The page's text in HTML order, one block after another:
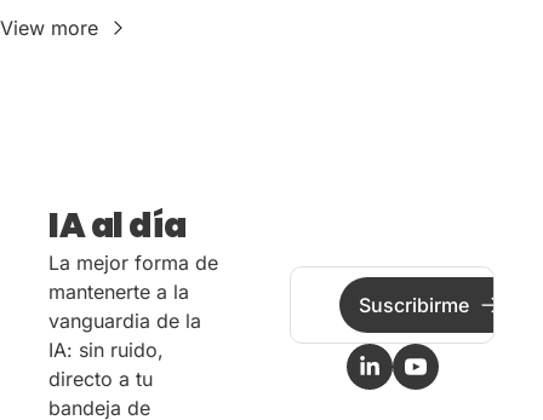
View more
IA al día
La mejor forma de
mantenerte a la
vanguardia de la
IA: sin ruido,
directo a tu
bandeja de
Suscribirme